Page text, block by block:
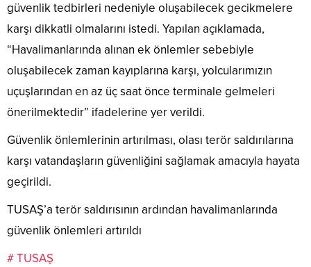
güvenlik tedbirleri nedeniyle oluşabilecek gecikmelere
karşı dikkatli olmalarını istedi. Yapılan açıklamada,
“Havalimanlarında alınan ek önlemler sebebiyle
oluşabilecek zaman kayıplarına karşı, yolcularımızın
uçuşlarından en az üç saat önce terminale gelmeleri
önerilmektedir” ifadelerine yer verildi.
Güvenlik önlemlerinin artırılması, olası terör saldırılarına
karşı vatandaşların güvenliğini sağlamak amacıyla hayata
geçirildi.
TUSAŞ’a terör saldırısının ardından havalimanlarında
güvenlik önlemleri artırıldı
# TUSAŞ